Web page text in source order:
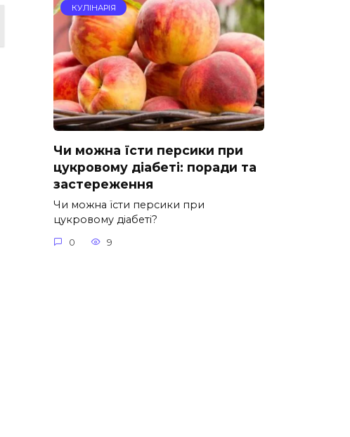
КУЛІНАРІЯ
Чи можна їсти персики при
цукровому діабеті: поради та
застереження
Чи можна їсти персики при
цукровому діабеті?
0 9